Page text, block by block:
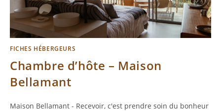
FICHES HÉBERGEURS
Chambre d’hôte – Maison
Bellamant
Maison Bellamant - Recevoir, c'est prendre soin du bonheur